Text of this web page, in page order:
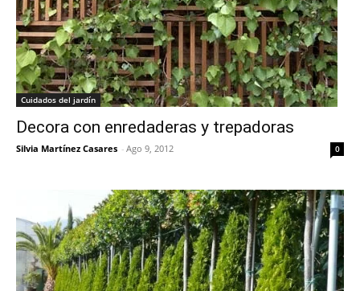
Cuidados del jardín
Decora con enredaderas y trepadoras
Silvia Martínez Casares - Ago 9, 2012 0